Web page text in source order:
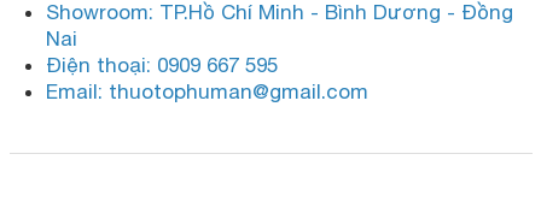
Showroom: TP.Hồ Chí Minh - Bình Dương - Đồng
Nai
Điện thoại: 0909 667 595
Email: thuotophuman@gmail.com